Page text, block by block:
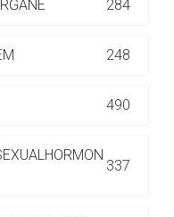
284
248
490
337
Zur Seite